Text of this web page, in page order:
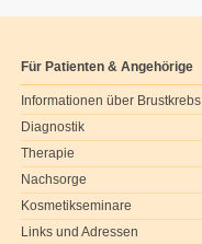
Für Patienten & Angehörige
Informationen über Brustkrebs
Diagnostik
Therapie
Nachsorge
Kosmetikseminare
Links und Adressen